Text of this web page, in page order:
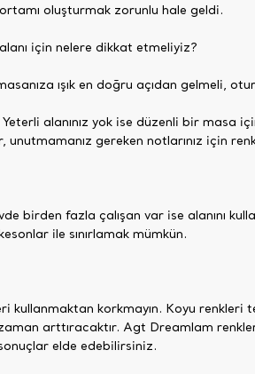
oluşturmak zorunlu hale geldi.
için nelere dikkat etmeliyiz?
ışık en doğru açıdan gelmeli,
alanınız yok ise düzenli bir masa
unutmamanız gereken notlarınız için
birden fazla çalışan var ise alanını
ile sınırlamak mümkün.
kullanmaktan korkmayın. Koyu renkleri
arttıracaktır. Agt Dreamlam
elde edebilirsiniz.